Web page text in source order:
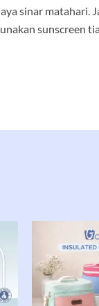
sinar matahari.
sunscreen